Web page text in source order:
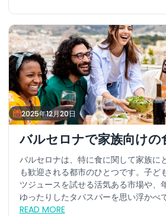
2025年12月20日
バルセロナで家族向けの
バルセロナは、特に食に関して家族に
も歓迎される都市のひとつです。子ど
ツジュースを試せる活気ある市場や、
ゆったりしたタパスバーを思い浮かべ
READ MORE